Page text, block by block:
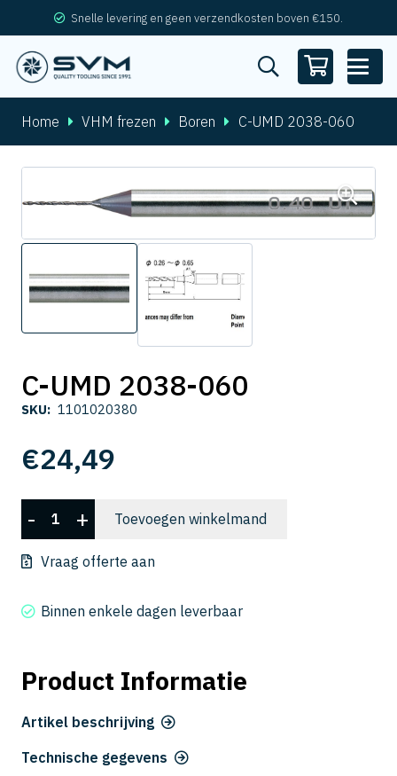
Snelle levering en geen verzendkosten boven €150.
Home VHM frezen Boren C-UMD 2038-060
C-UMD 2038-060
SKU: 1101020380
€24,49
UMD
2038-
aantal
- + Toevoegen winkelmand
Vraag offerte aan
Binnen enkele dagen leverbaar
Product Informatie
Artikel beschrijving
Technische gegevens